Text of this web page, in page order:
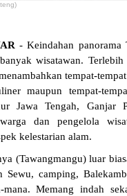
- Keindahan panorama
wisatawan.
tempat-
maupun tempat-
Jawa Tengah, Ganjar
dan pengelola
kelestarian alam.
(Tawangmangu) luar
Sewu, camping,
Memang indah